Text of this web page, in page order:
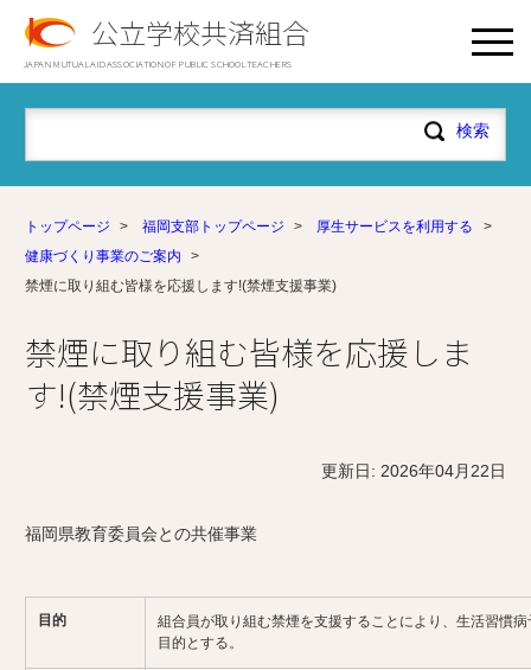
公立学校共済組合
JAPAN MUTUAL AID ASSOCIATION OF PUBLIC SCHOOL TEACHERS
トップページ > 福岡支部トップページ > 厚生サービスを利用する
>
健康づくり事業のご案内
>
禁煙に取り組む皆様を応援します!(禁煙支援事業)
禁煙に取り組む皆様を応援しま
す!(禁煙支援事業)
更新日: 2026年04月22日
福岡県教育委員会との共催事業
目的
組合員が取り組む禁煙を支援することにより、生活習慣
目的とする。